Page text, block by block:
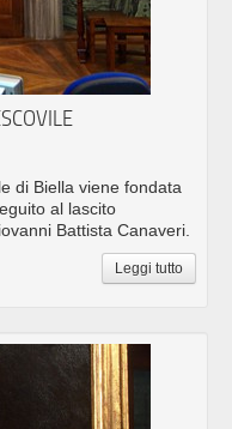
di Biella viene fondata
al lascito
Battista Canaveri.
Leggi tutto